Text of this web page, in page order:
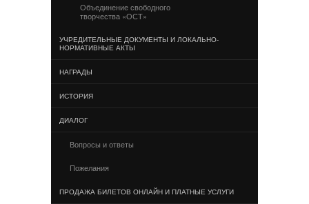
Объединение свободного
творчества «ОСТ»
УЧРЕДИТЕЛЬНЫЕ ДОКУМЕНТЫ И ЛОКАЛЬНО-
НОРМАТИВНЫЕ АКТЫ
НАГРАДЫ
ИСТОРИЯ
ДИАЛОГ
Вопросы и ответы
Пожелания
ПРОДАЖА БИЛЕТОВ ОНЛАЙН И ПЛАТНЫЕ УСЛУГИ